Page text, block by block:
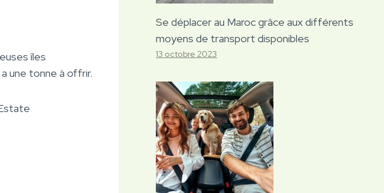
îles
une tonne à offrir.
Se déplacer au Maroc grâce aux différents
moyens de transport disponibles
13 octobre 2023